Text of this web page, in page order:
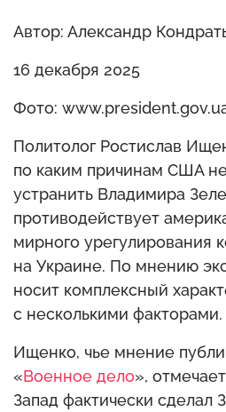
Автор: Александр
16 декабря 2025
Фото:
Политолог Ростислав
по каким причинам США
устранить Владимира
противодействует
мирного урегулирования
на Украине. По мнению
носит комплексный
с несколькими факторами.
Ищенко, чье мнение
«Военное дело»,
Запад фактически сделал